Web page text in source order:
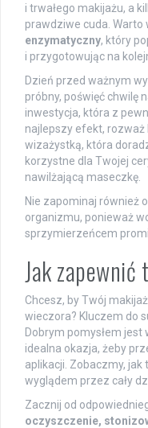
i trwałego makijażu, a
prawdziwe cuda. Warto
enzymatyczny, który
i przygotowując na
Dzień przed ważnym
próbny, poświęć chwilę
inwestycja, która z
najlepszy efekt,
wizażystką, która
korzystne dla Twojej
nawilżającą maseczkę.
Nie zapominaj również
organizmu, ponieważ
sprzymierzeńcem
Jak
Chcesz, by Twój
wieczora? Kluczem do
Dobrym pomysłem
idealna okazja, żeby
aplikacji. Zobaczmy,
wyglądem przez cały
Zacznij od
oczyszczenie,